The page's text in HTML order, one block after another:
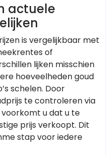
actuele
is vergelijkbaar met
of
lijken misschien
hoeveelheden goud
schelen. Door
te controleren via
u dat u te
prijs verkoopt. Dit
stap voor iedere